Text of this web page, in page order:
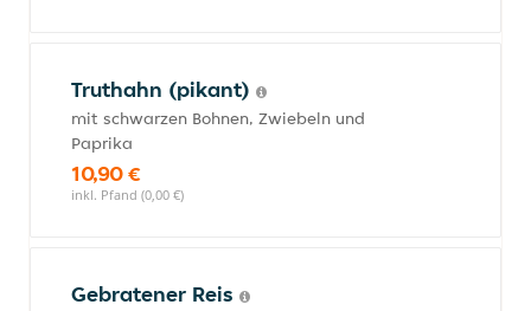
Truthahn (pikant)
mit schwarzen Bohnen, Zwiebeln und
Paprika
10,90 €
inkl. Pfand (0,00 €)
Gebratener Reis